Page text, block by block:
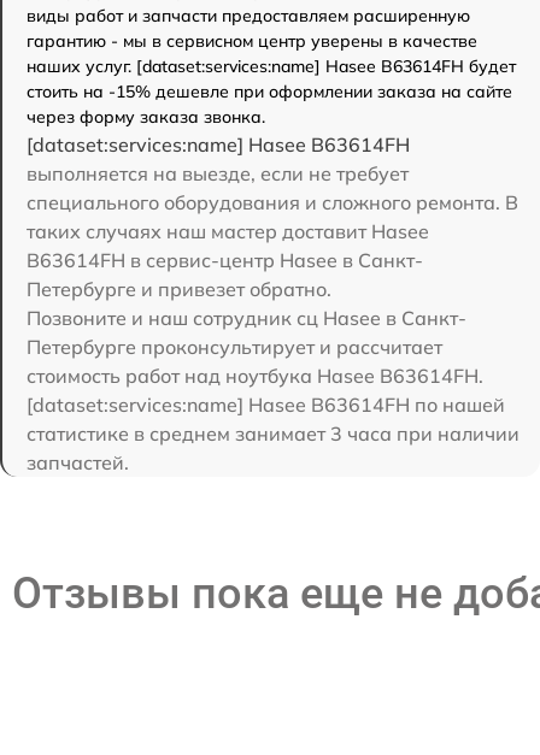
виды работ и запчасти предоставляем расширенную
гарантию - мы в сервисном центр уверены в качестве
наших услуг. [dataset:services:name] Hasee B63614FH будет
стоить на -15% дешевле при оформлении заказа на сайте
через форму заказа звонка.
[dataset:services:name] Hasee B63614FH
выполняется на выезде, если не требует
специального оборудования и сложного ремонта. В
таких случаях наш мастер доставит Hasee
B63614FH в сервис-центр Hasee в Санкт-
Петербурге и привезет обратно.
Позвоните и наш сотрудник сц Hasee в Санкт-
Петербурге проконсультирует и рассчитает
стоимость работ над ноутбука Hasee B63614FH.
[dataset:services:name] Hasee B63614FH по нашей
статистике в среднем занимает 3 часа при наличии
запчастей.
Отзывы пока еще не